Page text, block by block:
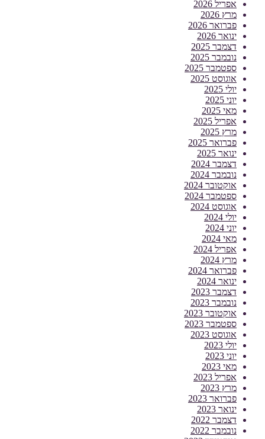
אפריל 2026
מרץ 2026
פברואר 2026
ינואר 2026
דצמבר 2025
נובמבר 2025
ספטמבר 2025
אוגוסט 2025
יולי 2025
יוני 2025
מאי 2025
אפריל 2025
מרץ 2025
פברואר 2025
ינואר 2025
דצמבר 2024
נובמבר 2024
אוקטובר 2024
ספטמבר 2024
אוגוסט 2024
יולי 2024
יוני 2024
מאי 2024
אפריל 2024
מרץ 2024
פברואר 2024
ינואר 2024
דצמבר 2023
נובמבר 2023
אוקטובר 2023
ספטמבר 2023
אוגוסט 2023
יולי 2023
יוני 2023
מאי 2023
אפריל 2023
מרץ 2023
פברואר 2023
ינואר 2023
דצמבר 2022
נובמבר 2022